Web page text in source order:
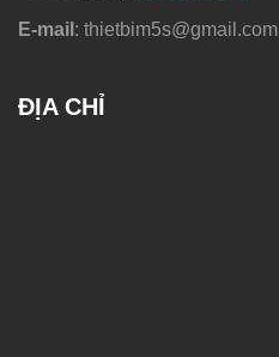
E-mail : thietbim5s@gmail.com
ĐỊA CHỈ